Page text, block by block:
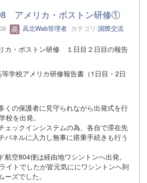
アメリカ・ボストン研修①
高北Web管理者 カテゴリ:国際交流
カ・ボストン研修 １日目２日目の報告
学校アメリカ研修報告書（1日目・2日
くの保護者に見守られながら出発式を行
校を出発。
ェックインシステムの為、各自で滞在先
パネルに入力し無事に搭乗手続きも行う
航空804便は経由地ワシントンへ出発。
イトでしたが皆元気ににワシントンへ到
ズでした。